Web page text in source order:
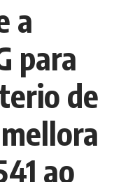
a
para
de
ao